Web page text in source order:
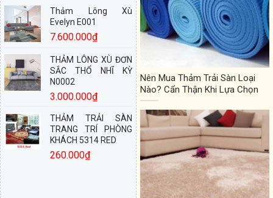
Thảm Lông Xù
Evelyn E001
7.600.000₫
THẢM LÔNG XÙ ĐƠN
SẮC THỔ NHĨ KỲ
N0002
3.000.000₫
THẢM TRẢI SÀN
TRANG TRÍ PHÒNG
KHÁCH 5314 RED
260.000₫
Nên Mua Thảm Trải Sàn Loại
Nào? Cẩn Thận Khi Lựa Chọn